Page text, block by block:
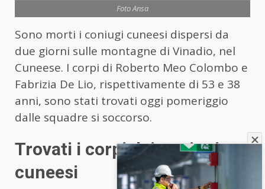
Foto Ansa
Sono morti i coniugi cuneesi dispersi da
due giorni sulle montagne di Vinadio, nel
Cuneese. I corpi di Roberto Meo Colombo e
Fabrizia De Lio, rispettivamente di 53 e 38
anni, sono stati trovati oggi pomeriggio
dalle squadre si soccorso.
Trovati i corpi dei coniugi
cuneesi